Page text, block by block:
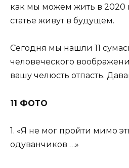
как мы можем жить в 2020
статье живут в будущем.
Сегодня мы нашли 11
человеческого
вашу челюсть отпасть.
11 ФОТО
1. «Я не мог пройти мимо
одуванчиков …»